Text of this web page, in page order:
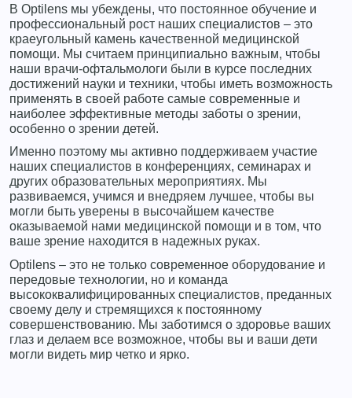
В Optilens мы убеждены, что постоянное обучение и
профессиональный рост наших специалистов – это
краеугольный камень качественной медицинской
помощи. Мы считаем принципиально важным, чтобы
наши врачи-офтальмологи были в курсе последних
достижений науки и техники, чтобы иметь возможность
применять в своей работе самые современные и
наиболее эффективные методы заботы о зрении,
особенно о зрении детей.
Именно поэтому мы активно поддерживаем участие
наших специалистов в конференциях, семинарах и
других образовательных мероприятиях. Мы
развиваемся, учимся и внедряем лучшее, чтобы вы
могли быть уверены в высочайшем качестве
оказываемой нами медицинской помощи и в том, что
ваше зрение находится в надежных руках.
Optilens – это не только современное оборудование и
передовые технологии, но и команда
высококвалифицированных специалистов, преданных
своему делу и стремящихся к постоянному
совершенствованию. Мы заботимся о здоровье ваших
глаз и делаем все возможное, чтобы вы и ваши дети
могли видеть мир четко и ярко.